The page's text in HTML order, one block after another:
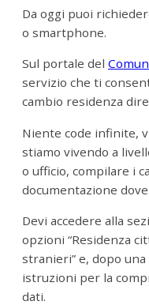
Da oggi puoi
o smartphone.
Sul portale del
servizio che ti
cambio residenza
Niente code infinite,
stiamo vivendo a
o ufficio, compilare i
documentazione
Devi accedere alla
opzioni “Residenza
stranieri” e, dopo
istruzioni per la
dati.